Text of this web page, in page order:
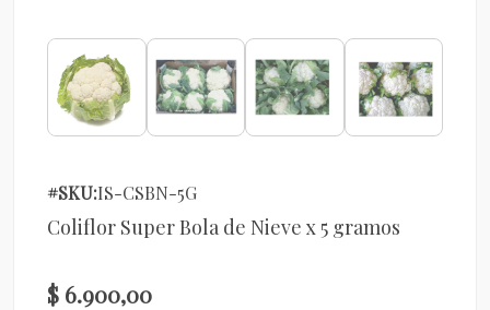
#SKU:IS-CSBN-5G
Coliflor Super Bola de Nieve x 5 gramos
$ 6.900,00